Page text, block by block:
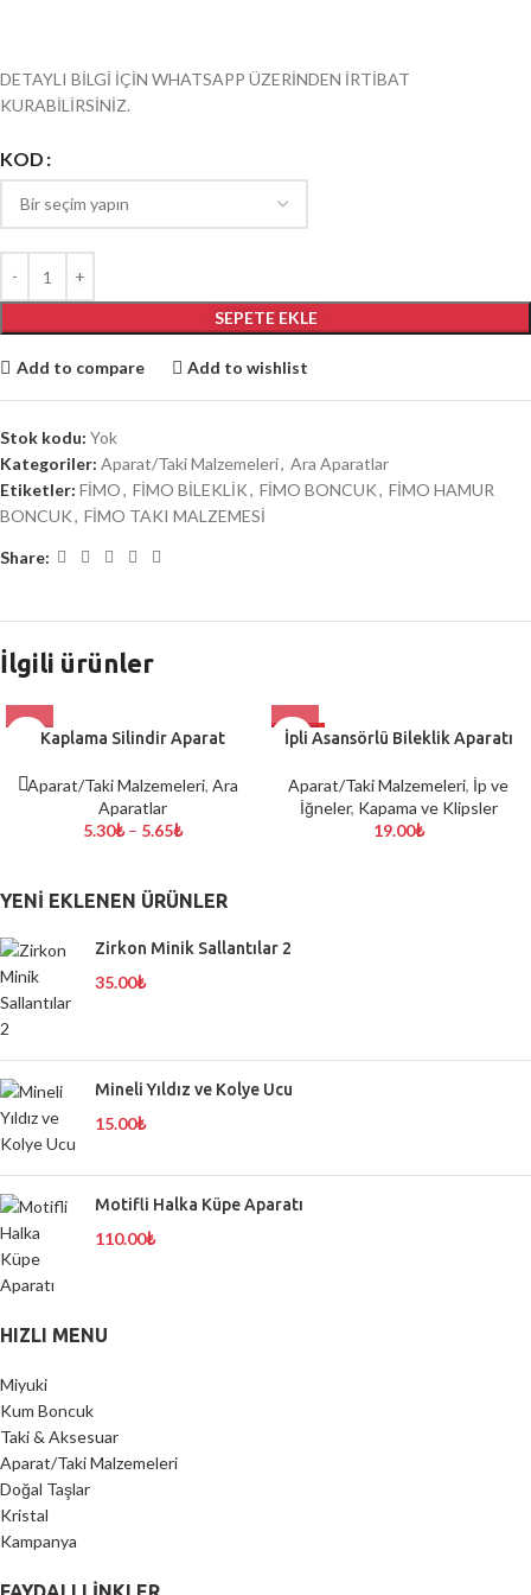
DETAYLI BİLGİ İÇİN WHATSAPP ÜZERİNDEN İRTİBAT
KURABİLİRSİNİZ.
KOD
SEPETE EKLE
Add to compare Add to wishlist
Stok kodu: Yok
Kategoriler: Aparat/Taki Malzemeleri, Ara Aparatlar
Etiketler: FİMO, FİMO BİLEKLİK, FİMO BONCUK, FİMO HAMUR
BONCUK, FİMO TAKI MALZEMESİ
Share:
İlgili ürünler
Kaplama Silindir Aparat
Aparat/Taki Malzemeleri, Ara
Aparatlar
5.30₺ – 5.65₺
HOT
İpli Asansörlü Bileklik Aparatı
Aparat/Taki Malzemeleri, İp ve
İğneler, Kapama ve Klipsler
19.00₺
YENI EKLENEN ÜRÜNLER
Zirkon Minik Sallantılar 2
35.00₺
Mineli Yıldız ve Kolye Ucu
15.00₺
Motifli Halka Küpe Aparatı
110.00₺
HIZLI MENU
Miyuki
Kum Boncuk
Taki & Aksesuar
Aparat/Taki Malzemeleri
Doğal Taşlar
Kristal
Kampanya